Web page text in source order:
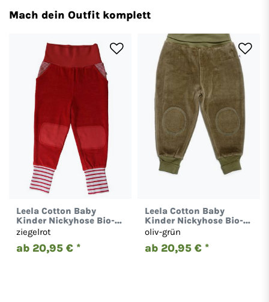
Mach dein Outfit komplett
Leela Cotton Baby
Kinder Nickyhose Bio-
Baumwolle Hose 2157
ziegelrot
ab 20,95 € *
Leela Cotton Baby
Kinder Nickyhose Bio-
Baumwolle Hose 2157
oliv-grün
ab 20,95 € *